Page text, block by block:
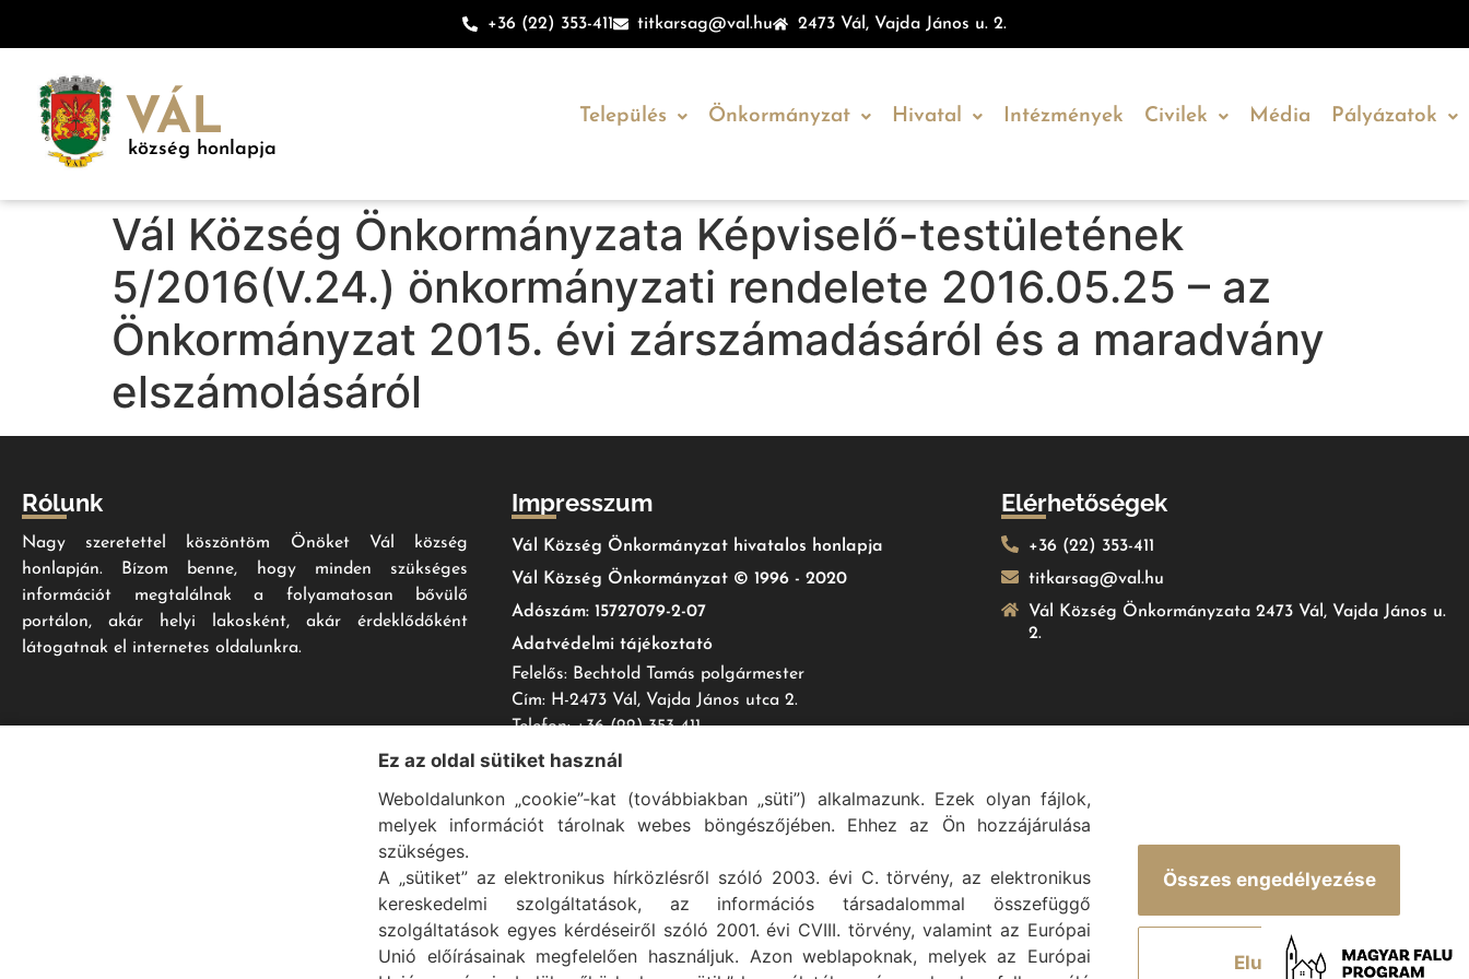
+36 (22) 353-411 titkarsag@val.hu 2473 Vál, Vajda János u. 2.
VÁL
község honlapja
Település Önkormányzat Hivatal Intézmények Civilek Média Pályázatok
Vál Község Önkormányzata Képviselő-testületének
5/2016(V.24.) önkormányzati rendelete 2016.05.25 – az
Önkormányzat 2015. évi zárszámadásáról és a maradvány
elszámolásáról
Rólunk
Nagy szeretettel köszöntöm Önöket Vál község
honlapján. Bízom benne, hogy minden szükséges
információt megtalálnak a folyamatosan bővülő
portálon, akár helyi lakosként, akár érdeklődőként
látogatnak el internetes oldalunkra.
Impresszum
Vál Község Önkormányzat hivatalos honlapja
Vál Község Önkormányzat © 1996 - 2020
Adószám: 15727079-2-07
Adatvédelmi tájékoztató
Felelős: Bechtold Tamás polgármester
Cím: H-2473 Vál, Vajda János utca 2.
Telefon: +36 (22) 353-411
E-mail: polgarmester@val.hu
Elérhetőségek
+36 (22) 353-411
titkarsag@val.hu
Vál Község Önkormányzata 2473 Vál, Vajda János u.
2.
Vál Község Önkormányzat 1996-2022 © Minden jog fenntartva.
Szolgáltató:
ASIG Informatika Kft.
Ez az oldal sütiket használ
Weboldalunkon „cookie”-kat (továbbiakban „süti”) alkalmazunk. Ezek olyan fájlok,
melyek információt tárolnak webes böngészőjében. Ehhez az Ön hozzájárulása
szükséges.
A „sütiket” az elektronikus hírközlésről szóló 2003. évi C. törvény, az elektronikus
kereskedelmi szolgáltatások, az információs társadalommal összefüggő
szolgáltatások egyes kérdéseiről szóló 2001. évi CVIII. törvény, valamint az Európai
Unió előírásainak megfelelően használjuk. Azon weblapoknak, melyek az Európai
Összes engedélyezése
Elutasít